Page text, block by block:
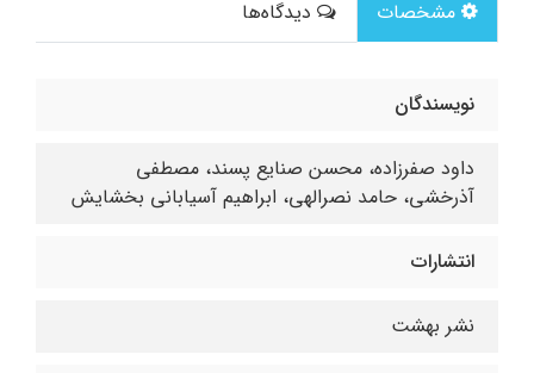
مشخصات دیدگاه‌ها
نویسندگان
داود صفرزاده، محسن صنایع پسند، مصطفى
آذرخشى، حامد نصرالهى، ابراهیم آسیابانی بخشایش
انتشارات
نشر بهشت